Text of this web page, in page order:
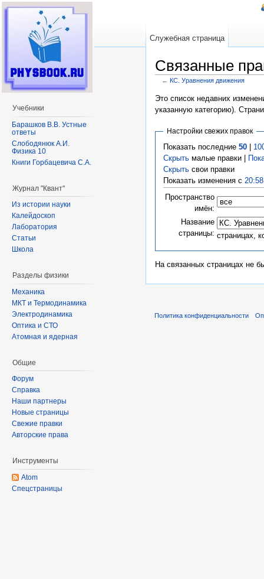
Связанные
← КС. Уравнения движения
Это список недавних
указанную категорию).
Настройки свежих правок
Показать последние 50|
Скрытьмалые правки |
Скрытьсвои правки
Показать изменения с
Пространство
имён:
Название
страницы: страницах,
На связанных страницах не
Служебная страница
Учебники
Барашков В.В. Устные
ответы
Слободянюк А.И.
Физика 10
Книги Горбацевича С.А.
Журнал "Квант"
Из истории науки
Калейдоскоп
Лаборатория
Статьи
Школа
Разделы физики
Механика
МКТ и Термодинамика
Электродинамика
Оптика и СТО
Атомная и ядерная
Общие
Форум
Справка
Наши партнеры
Новые страницы
Свежие правки
Авторские права
Инструменты
Atom
Спецстраницы
Политика конфиденциальности